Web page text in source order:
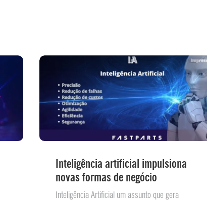
Inteligência artificial impulsiona
novas formas de negócio
Inteligência Artificial um assunto que gera